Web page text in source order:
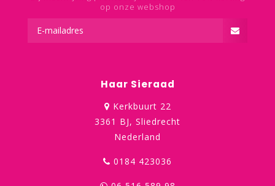
op onze webshop
Haar Sieraad
Kerkbuurt 22
3361 BJ, Sliedrecht
Nederland
0184 423036